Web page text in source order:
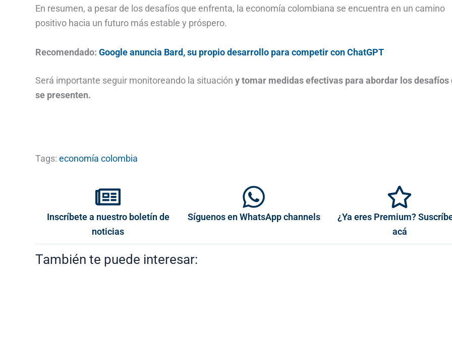
En resumen, a pesar de los desafíos que enfrenta, la economía colombiana se encuentra en un camino
positivo hacia un futuro más estable y próspero.
Recomendado: Google anuncia Bard, su propio desarrollo para competir con ChatGPT
Será importante seguir monitoreando la situación y tomar medidas efectivas para abordar los desafíos
se presenten.
Tags: economía colombia
Inscríbete a nuestro boletín de
noticias
Síguenos en WhatsApp channels
¿Ya eres Premium?
acá
También te puede interesar: